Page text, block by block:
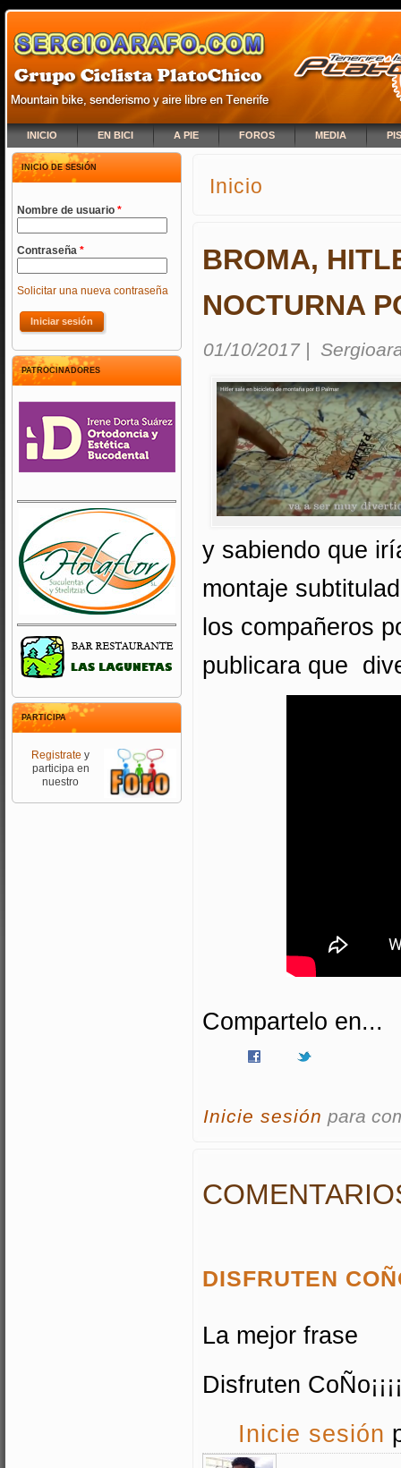
INICIO EN BICI A PIE FOROS MEDIA
INICIO DE SESIÓN
Nombre de usuario *
Contraseña *
Solicitar una nueva contraseña
PATROCINADORES
PARTICIPA
Registrate y
participa en
nuestro
SE ENCUENTRA USTED
Inicio
BROMA,
NOCTURNA
01/10/2017|
y sabiendo que
montaje
los compañeros
publicara que
Compartelo en...
Inicie sesión para
DISFRUTEN
La mejor frase
Disfruten
Inicie sesión